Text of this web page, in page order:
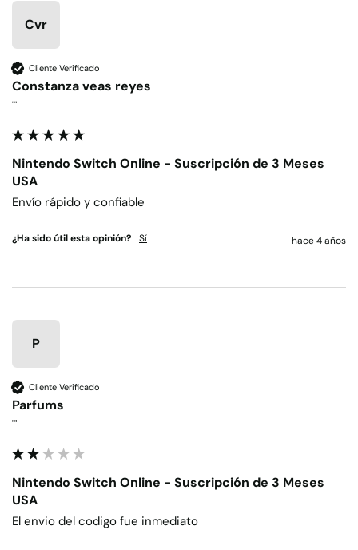
Cvr
Cliente Verificado
Constanza veas reyes
""
Nintendo Switch Online - Suscripción de 3 Meses
USA
Envío rápido y confiable
¿Ha sido útil esta opinión? Sí hace 4 años
P
Cliente Verificado
Parfums
""
Nintendo Switch Online - Suscripción de 3 Meses
USA
El envio del codigo fue inmediato